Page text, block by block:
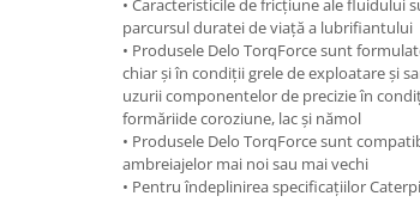
Accesorii Auto
Covorase Auto
Produse Iarnă
• Caracteristicile de fricțiune ale fluidului
parcursul duratei de viață a lubrifiantului
• Produsele Delo TorqForce sunt
chiar și în condiții grele de exploatare și
uzurii componentelor de precizie în
formăriide coroziune, lac și nămol
• Produsele Delo TorqForce sunt
ambreiajelor mai noi sau mai vechi
• Pentru îndeplinirea specificațiilor